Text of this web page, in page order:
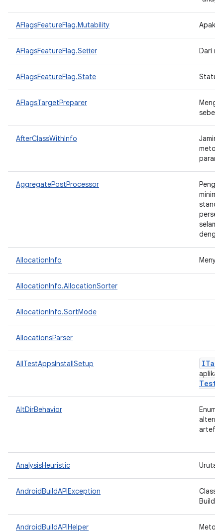
AFlagsFeatureFlag.Mutability
AFlagsFeatureFlag.Setter Dari
AFlagsFeatureFlag.State
AFlagsTargetPreparer
AfterClassWithInfo
AggregatePostProcessor
AllocationInfo
AllocationInfo.AllocationSorter
AllocationInfo.SortMode
AllocationsParser
AllTestAppsInstallSetup
Tests
AltDirBehavior
Enum
AnalysisHeuristic
AndroidBuildAPIException
Class
Build
AndroidBuildAPIHelper